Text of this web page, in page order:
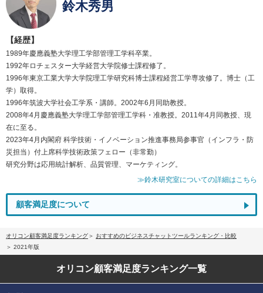
鈴木秀男
【経歴】
1989年慶應義塾大学理工学部管理工学科卒業。
1992年ロチェスター大学経営大学院修士課程修了。
1996年東京工業大学大学院理工学研究科博士課程経営工学専攻修了。博士（工
学）取得。
1996年筑波大学社会工学系・講師。2002年6月同助教授。
2008年4月慶應義塾大学理工学部管理工学科・准教授。2011年4月同教授、現
在に至る。
2023年4月内閣府 科学技術・イノベーション推進事務局参事官（インフラ・防
災担当）付上席科学技術政策フェロー（非常勤）
研究分野は応用統計解析、品質管理、マーケティング。
≫鈴木研究室についての詳細はこちら
顧客満足度について
オリコン顧客満足度ランキング
おすすめのビジネスチャットツールランキング・比較
2021年版
オリコン顧客満足度ランキング一覧